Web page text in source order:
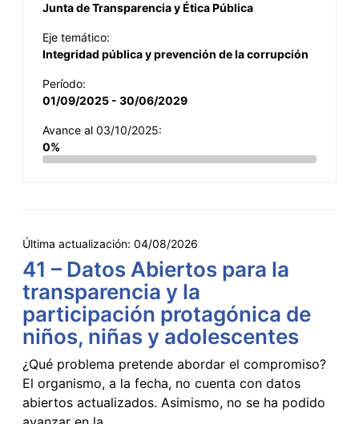
Junta de Transparencia y Ética Pública
Eje temático:
Integridad pública y prevención de la corrupción
Período:
01/09/2025 - 30/06/2029
Avance al 03/10/2025:
0%
Última actualización: 04/08/2026
41 – Datos Abiertos para la
transparencia y la
participación protagónica de
niños, niñas y adolescentes
¿Qué problema pretende abordar el compromiso?
El organismo, a la fecha, no cuenta con datos
abiertos actualizados. Asimismo, no se ha podido